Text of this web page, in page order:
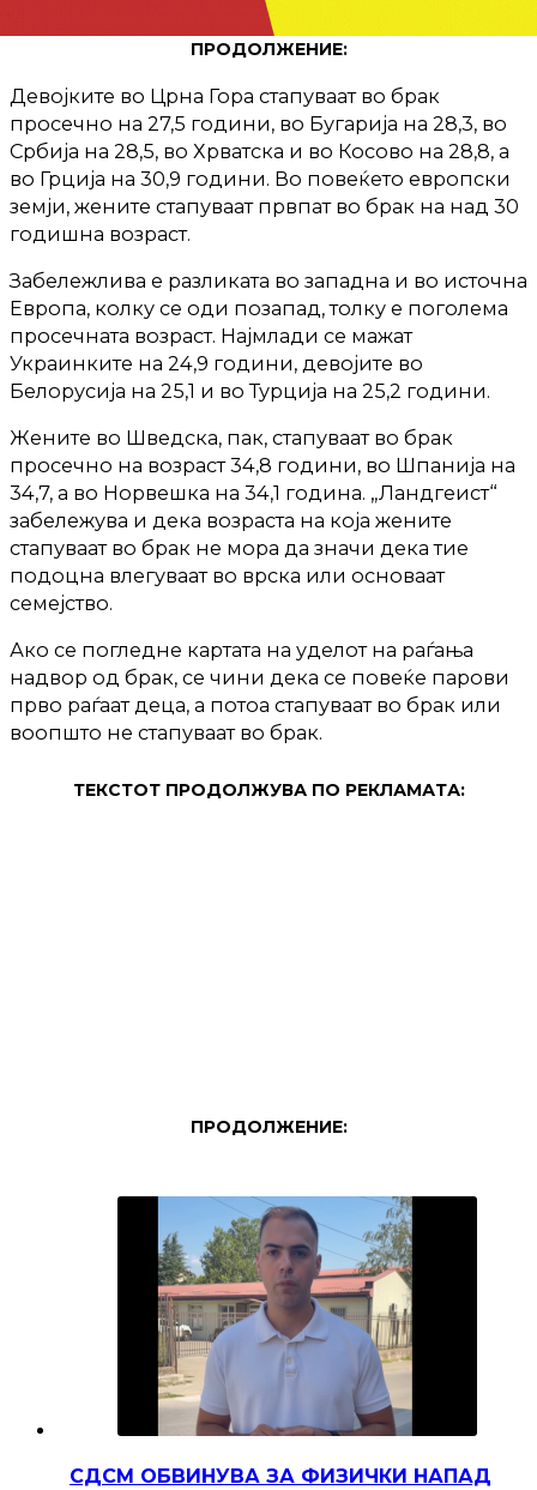
ПРОДОЛЖЕНИЕ:
Девојките во Црна Гора стапуваат во брак
просечно на 27,5 години, во Бугарија на 28,3, во
Србија на 28,5, во Хрватска и во Косово на 28,8, а
во Грција на 30,9 години. Во повеќето европски
земји, жените стапуваат првпат во брак на над 30
годишна возраст.
Забележлива е разликата во западна и во источна
Европа, колку се оди позапад, толку е поголема
просечната возраст. Најмлади се мажат
Украинките на 24,9 години, девојите во
Белорусија на 25,1 и во Турција на 25,2 години.
Жените во Шведска, пак, стапуваат во брак
просечно на возраст 34,8 години, во Шпанија на
34,7, а во Норвешка на 34,1 година. „Ландгеист“
забележува и дека возраста на која жените
стапуваат во брак не мора да значи дека тие
подоцна влегуваат во врска или основаат
семејство.
Ако се погледне картата на уделот на раѓања
надвор од брак, се чини дека се повеќе парови
прво раѓаат деца, а потоа стапуваат во брак или
воопшто не стапуваат во брак.
ТЕКСТОТ ПРОДОЛЖУВА ПО РЕКЛАМАТА:
ПРОДОЛЖЕНИЕ:
СДСМ ОБВИНУВА ЗА ФИЗИЧКИ НАПАД